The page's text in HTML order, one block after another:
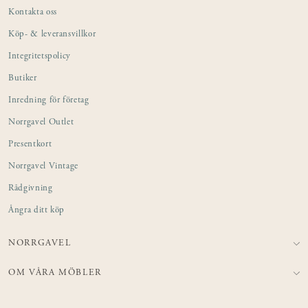
Kontakta oss
Köp- & leveransvillkor
Integritetspolicy
Butiker
Inredning för företag
Norrgavel Outlet
Presentkort
Norrgavel Vintage
Rådgivning
Ångra ditt köp
NORRGAVEL
OM VÅRA MÖBLER